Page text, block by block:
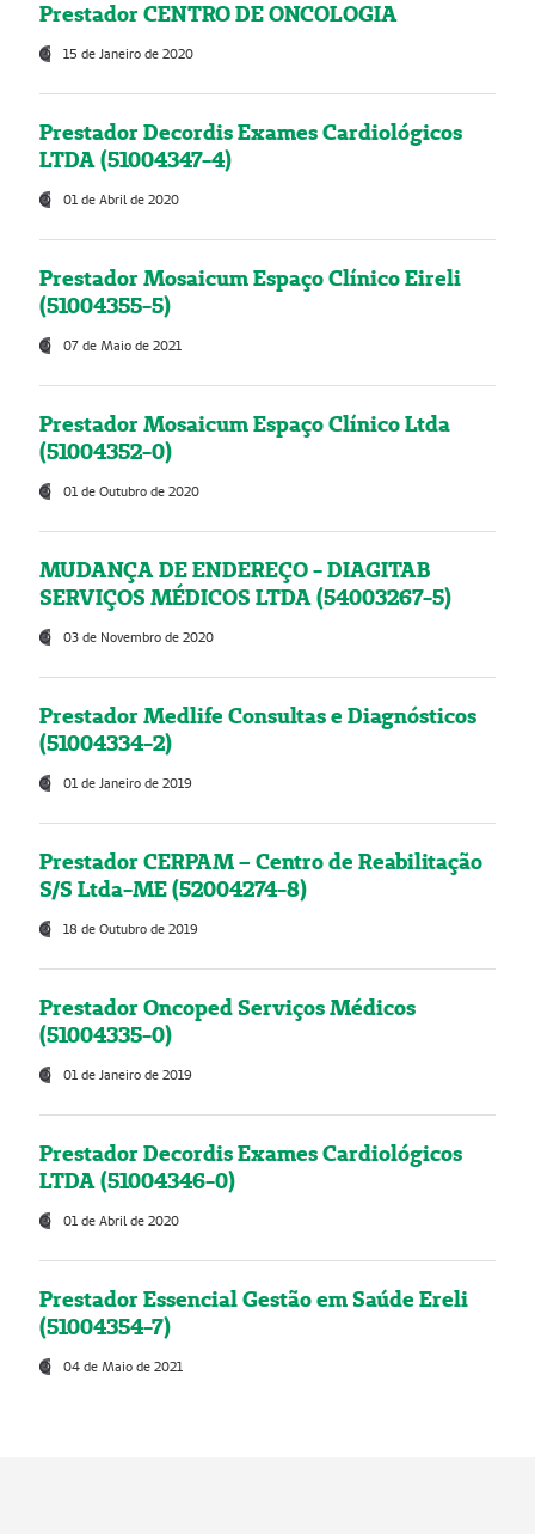
Prestador CENTRO DE ONCOLOGIA
15 de Janeiro de 2020
Prestador Decordis Exames Cardiológicos
LTDA (51004347-4)
01 de Abril de 2020
Prestador Mosaicum Espaço Clínico Eireli
(51004355-5)
07 de Maio de 2021
Prestador Mosaicum Espaço Clínico Ltda
(51004352-0)
01 de Outubro de 2020
MUDANÇA DE ENDEREÇO - DIAGITAB
SERVIÇOS MÉDICOS LTDA (54003267-5)
03 de Novembro de 2020
Prestador Medlife Consultas e Diagnósticos
(51004334-2)
01 de Janeiro de 2019
Prestador CERPAM – Centro de Reabilitação
S/S Ltda-ME (52004274-8)
18 de Outubro de 2019
Prestador Oncoped Serviços Médicos
(51004335-0)
01 de Janeiro de 2019
Prestador Decordis Exames Cardiológicos
LTDA (51004346-0)
01 de Abril de 2020
Prestador Essencial Gestão em Saúde Ereli
(51004354-7)
04 de Maio de 2021